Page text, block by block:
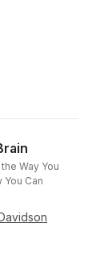
röster:
Way You
Can